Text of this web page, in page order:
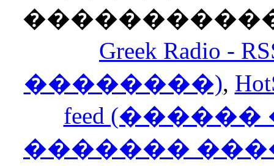
Greek Radio
��������),
feed
�������